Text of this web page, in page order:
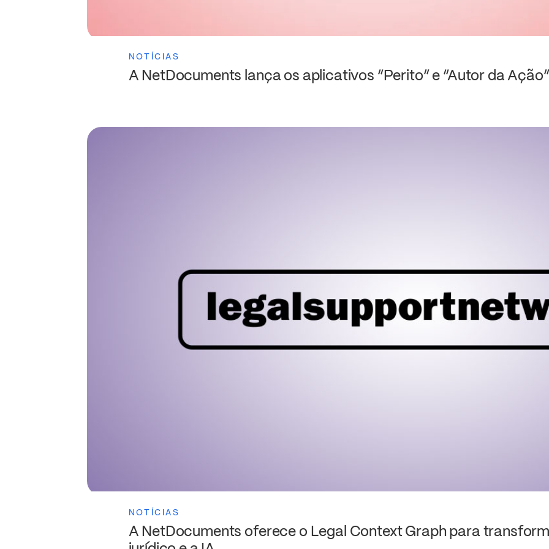
NOTÍCIAS
A NetDocuments lança os aplicativos “Perito” e “Autor da Ação”
NOTÍCIAS
A NetDocuments oferece o Legal Context Graph para